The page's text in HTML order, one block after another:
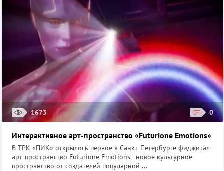
1673 0
Интерактивное арт-пространство «Futurione Emotions»
В ТРК «ПИК» открылось первое в Санкт-Петербурге фиджитал-
арт-пространство Futurione Emotions - новое культурное
пространство от создателей популярной ...